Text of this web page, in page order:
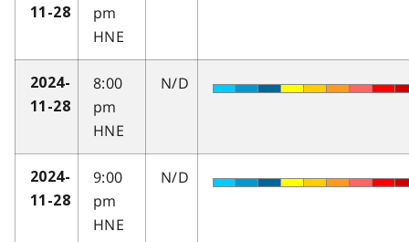
11-28
pm
HNE
2024-
11-28
8:00
pm
HNE
N/D
2024-
11-28
9:00
pm
HNE
N/D